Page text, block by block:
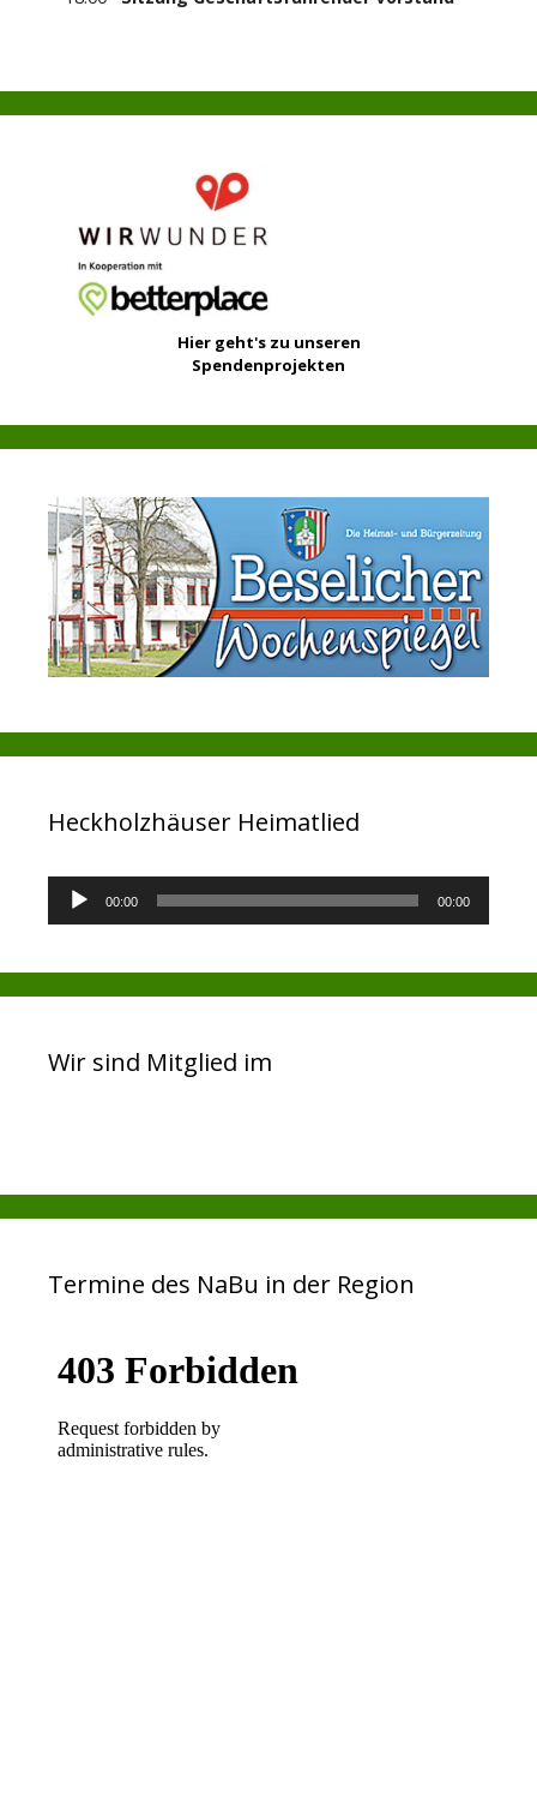
Hier geht's zu unseren
Spendenprojekten
Heckholzhäuser Heimatlied
Audio-
Player
00:00 00:00
Wir sind Mitglied im
Termine des NaBu in der Region